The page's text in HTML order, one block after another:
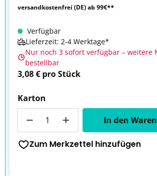
versandkostenfrei (DE) ab 99€**
Verfügbar
Lieferzeit: 2-4 Werktage*
Nur noch 3 sofort verfügbar – weitere
bestellbar
3,08 € pro Stück
Karton
In den
Zum Merkzettel hinzufügen